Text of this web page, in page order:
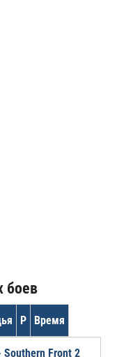
боев
Р Время
Southern Front 2